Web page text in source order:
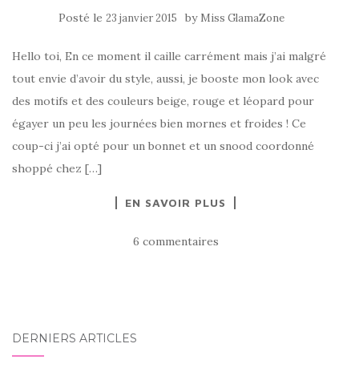
Posté le 23 janvier 2015 by Miss GlamaZone
Hello toi, En ce moment il caille carrément mais j’ai malgré
tout envie d’avoir du style, aussi, je booste mon look avec
des motifs et des couleurs beige, rouge et léopard pour
égayer un peu les journées bien mornes et froides ! Ce
coup-ci j’ai opté pour un bonnet et un snood coordonné
shoppé chez […]
EN SAVOIR PLUS
6 commentaires
DERNIERS ARTICLES